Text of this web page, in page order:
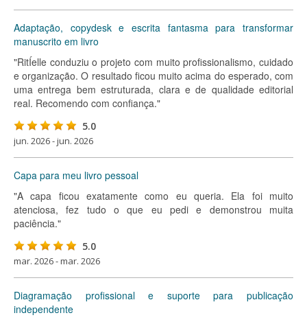
Adaptação, copydesk e escrita fantasma para transformar
manuscrito em livro
"RitÍelle conduziu o projeto com muito profissionalismo, cuidado
e organização. O resultado ficou muito acima do esperado, com
uma entrega bem estruturada, clara e de qualidade editorial
real. Recomendo com confiança."
5.0
jun. 2026 - jun. 2026
Capa para meu livro pessoal
"A capa ficou exatamente como eu queria. Ela foi muito
atenciosa, fez tudo o que eu pedi e demonstrou muita
paciência."
5.0
mar. 2026 - mar. 2026
Diagramação profissional e suporte para publicação
independente